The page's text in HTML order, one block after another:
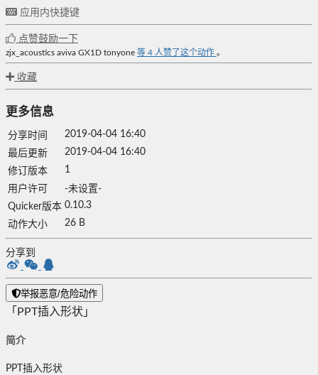
应用内快捷键
点赞鼓励一下
zjx_acoustics aviva GX1D tonyone 等 4 人赞了这个动作 。
收藏
更多信息
分享时间
2019-04-04 16:40
最后更新
2019-04-04 16:40
修订版本
1
用户许可
-未设置-
Quicker版本 0.10.3
动作大小
26 B
分享到
举报恶意/危险动作
「PPT插入形状」
简介
PPT插入形状